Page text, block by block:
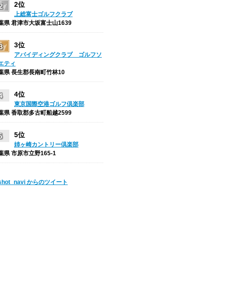
2位
上総富士ゴルフクラブ
県 君津市大坂富士山1639
3位
アバイディングクラブ ゴルフソ
ティ
県 長生郡長南町竹林10
4位
東京国際空港ゴルフ倶楽部
県 香取郡多古町船越2599
5位
姉ヶ崎カントリー倶楽部
県 市原市立野165-1
からのツイート